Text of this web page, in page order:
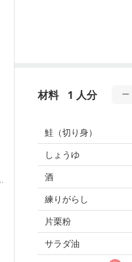
材料 1 人分
鮭（切り身）
しょうゆ
酒
練りがらし
片栗粉
サラダ油